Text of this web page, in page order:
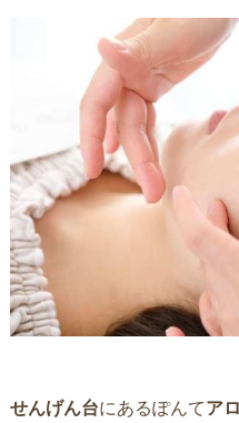
せんげん台にあるぽんてア